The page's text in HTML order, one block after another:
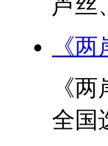
《
《
全国